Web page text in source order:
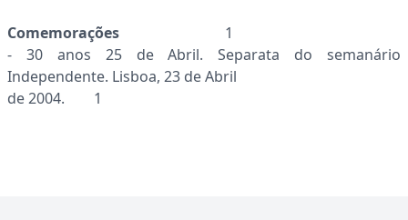
Comemorações 1
- 30 anos 25 de Abril. Separata do semanário
Independente. Lisboa, 23 de Abril
de 2004. 1